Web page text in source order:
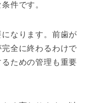
件です。
なります。前歯が
全に終わるわけで
ための管理も重要